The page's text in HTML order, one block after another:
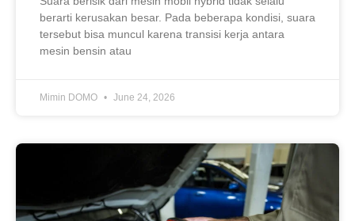
berarti kerusakan besar. Pada beberapa kondisi, suara
tersebut bisa muncul karena transisi kerja antara
mesin bensin atau
Mimin DOMO June 24, 2026